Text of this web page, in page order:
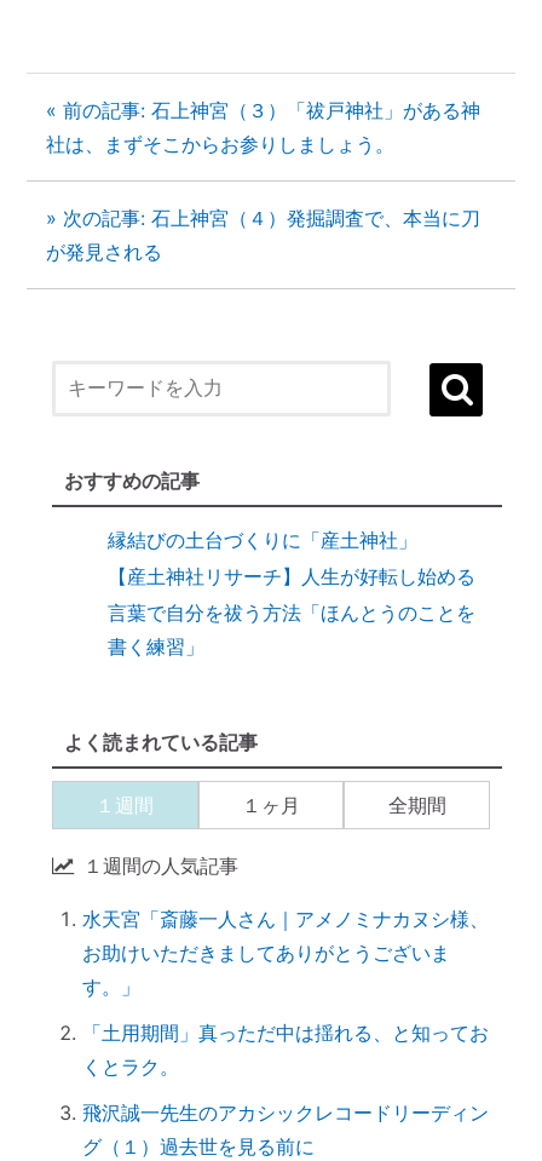
« 前の記事: 石上神宮（３）「祓戸神社」がある神
社は、まずそこからお参りしましょう。
» 次の記事: 石上神宮（４）発掘調査で、本当に刀
が発見される
おすすめの記事
１）誰でも生まれ変われる・年に２度の
「大祓（おおはらえ）」とは？
連続参拝」とは
縁結びに効果がある「産土神社」
縁結びの土台づくりに「産土神社」
【産土神社リサーチ】人生が好転し始める
言葉で自分を祓う方法「ほんとうのことを
書く練習」
【開運おそうじ】ニオイなし！「勝手に乾
く」スポンジが革命すぎる
【ご感想｜カウンセリング】現実が動き出
しました
に癒すのがコツ
産土神社に参拝するメリット →「開運スイ
ッチ」が入る
引き寄せられない本当の理由｜潜在意識の
書き換え・癒しが必要だった
【ご感想｜カウンセリング】心配性の家族
も癒してもらいました
よく読まれている記事
１週間 １ヶ月 全期間
１週間の人気記事
水天宮「斎藤一人さん｜アメノミナカヌシ様、
お助けいただきましてありがとうございま
す。」
「土用期間」真っただ中は揺れる、と知ってお
くとラク。
飛沢誠一先生のアカシックレコードリーディン
グ（１）過去世を見る前に